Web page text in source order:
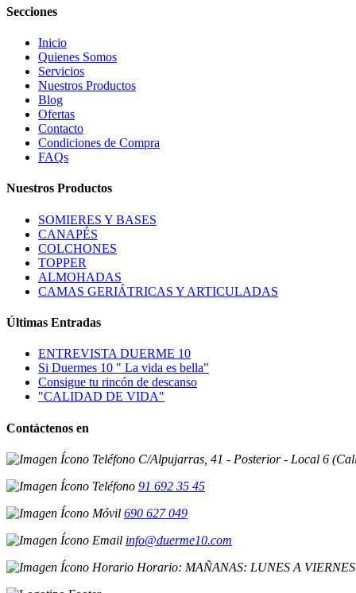
Secciones
Inicio
Quienes Somos
Servicios
Nuestros Productos
Blog
Ofertas
Contacto
Condiciones de Compra
FAQs
Nuestros Productos
SOMIERES Y BASES
CANAPÉS
COLCHONES
TOPPER
ALMOHADAS
CAMAS GERIÁTRICAS Y ARTICULADAS
Últimas Entradas
ENTREVISTA DUERME 10
Si Duermes 10 " La vida es bella"
Consigue tu rincón de descanso
"CALIDAD DE VIDA"
Contáctenos en
C/Alpujarras, 41 - Posterior - Local 6
91 692 35 45
690 627 049
info@duerme10.com
Horario: MAÑANAS: LUNES A